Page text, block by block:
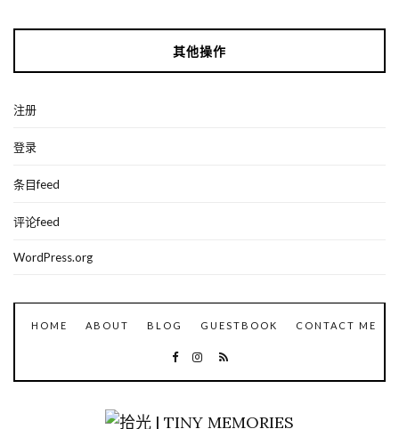
其他操作
注册
登录
条目feed
评论feed
WordPress.org
HOME ABOUT BLOG GUESTBOOK CONTACT ME